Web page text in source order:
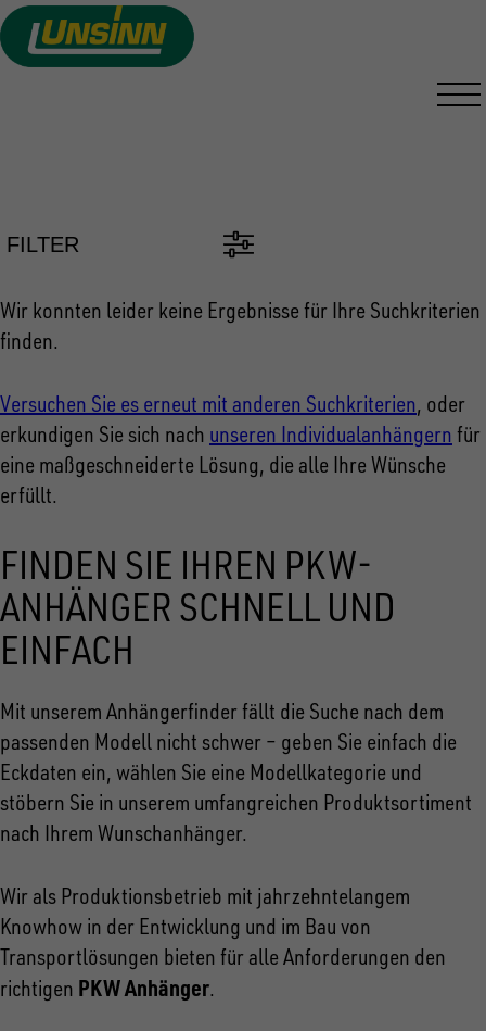
Direkt
zum
Inhalt
FILTER
Wir konnten leider keine Ergebnisse für Ihre Suchkriterien
finden.
Versuchen Sie es erneut mit anderen Suchkriterien, oder
erkundigen Sie sich nach unseren Individualanhängern für
eine maßgeschneiderte Lösung, die alle Ihre Wünsche
erfüllt.
FINDEN SIE IHREN PKW-
ANHÄNGER SCHNELL UND
EINFACH
Mit unserem Anhängerfinder fällt die Suche nach dem
passenden Modell nicht schwer – geben Sie einfach die
Eckdaten ein, wählen Sie eine Modellkategorie und
stöbern Sie in unserem umfangreichen Produktsortiment
nach Ihrem Wunschanhänger.
Wir als Produktionsbetrieb mit jahrzehntelangem
Knowhow in der Entwicklung und im Bau von
Transportlösungen bieten für alle Anforderungen den
richtigen PKW Anhänger.